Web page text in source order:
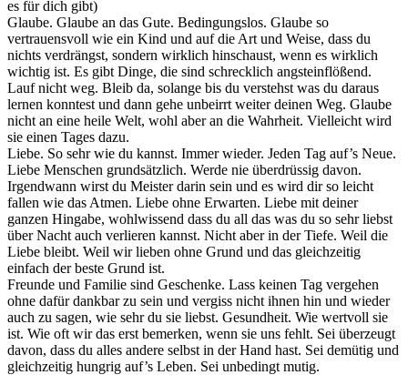
es für dich gibt)
Glaube. Glaube an das Gute. Bedingungslos. Glaube so
vertrauensvoll wie ein Kind und auf die Art und Weise, dass du
nichts verdrängst, sondern wirklich hinschaust, wenn es wirklich
wichtig ist. Es gibt Dinge, die sind schrecklich angsteinflößend.
Lauf nicht weg. Bleib da, solange bis du verstehst was du daraus
lernen konntest und dann gehe unbeirrt weiter deinen Weg. Glaube
nicht an eine heile Welt, wohl aber an die Wahrheit. Vielleicht wird
sie einen Tages dazu.
Liebe. So sehr wie du kannst. Immer wieder. Jeden Tag auf’s Neue.
Liebe Menschen grundsätzlich. Werde nie überdrüssig davon.
Irgendwann wirst du Meister darin sein und es wird dir so leicht
fallen wie das Atmen. Liebe ohne Erwarten. Liebe mit deiner
ganzen Hingabe, wohlwissend dass du all das was du so sehr liebst
über Nacht auch verlieren kannst. Nicht aber in der Tiefe. Weil die
Liebe bleibt. Weil wir lieben ohne Grund und das gleichzeitig
einfach der beste Grund ist.
Freunde und Familie sind Geschenke. Lass keinen Tag vergehen
ohne dafür dankbar zu sein und vergiss nicht ihnen hin und wieder
auch zu sagen, wie sehr du sie liebst. Gesundheit. Wie wertvoll sie
ist. Wie oft wir das erst bemerken, wenn sie uns fehlt. Sei überzeugt
davon, dass du alles andere selbst in der Hand hast. Sei demütig und
gleichzeitig hungrig auf’s Leben. Sei unbedingt mutig.